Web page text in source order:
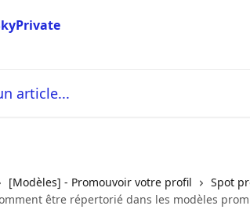
[Modèles] - Promouvoir votre profil
Spot
être répertorié dans les modèles